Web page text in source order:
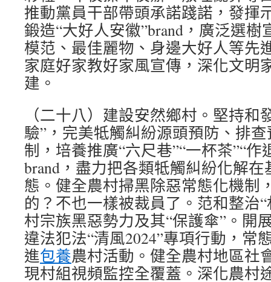
推動黨員干部帶頭承諾踐諾，發揮
鍛造“大好人安徽”brand，廣泛選
模范、最佳麗物、身邊大好人等先
家庭好家教好家風宣傳，深化文明
建。
（二十八）建設安然鄉村。堅持和
驗”，完美牴觸糾紛源頭預防、排
制，培養推廣“六尺巷”“一杯茶”“
brand，盡力把各類牴觸糾紛化解
態。健全農村掃黑除惡常態化機制
的？不也一樣被裁員了。范和整治
村宗族黑惡勢力及其“保護傘”。開
違法犯法“清風2024”專項行動，常
進包養農村活動。健全農村地區社
現村組視頻監控全覆蓋。深化農村